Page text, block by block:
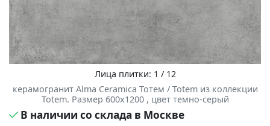
Лица плитки: 1 / 12
керамогранит Alma Ceramica Тотем / Totem из коллекции
Totem. Размер 600x1200 , цвет темно-серый
В наличии со склада в Москве